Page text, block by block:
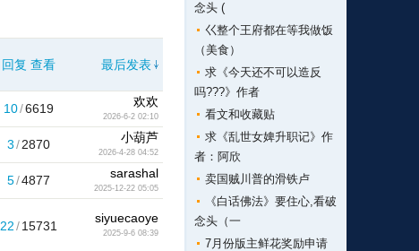
回复 查看 最后发表
10/6619 欢欢
2026-6-2 02:10
3/ 2870 小葫芦
2026-4-28 04:52
5/4877 sarashal
2025-12-22 05:05
22/ 15731
siyuecaoye
2025-9-6 08:39
念头 (
巜整个王府都在等我做饭
（美食）
求《今天还不可以造反
吗???》作者
看文和收藏贴
求《乱世女婢升职记》作
者：阿欣
卖国贼川普的滑铁卢
《白话佛法》要住心,看破
念头（一
7月份版主鲜花奖励申请